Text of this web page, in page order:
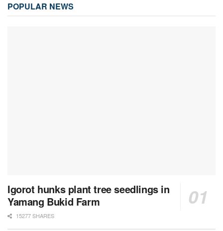
POPULAR NEWS
Igorot hunks plant tree seedlings in
Yamang Bukid Farm
15277 SHARES